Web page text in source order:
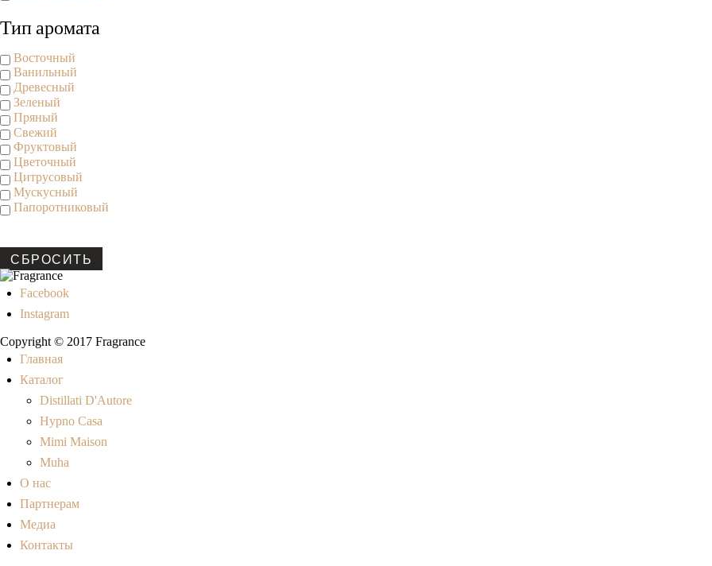
Тип аромата
Восточный
Ванильный
Древесный
Зеленый
Пряный
Свежий
Фруктовый
Цветочный
Цитрусовый
Мускусный
Папоротниковый
СБРОСИТЬ
Facebook
Instagram
Copyright © 2017 Fragrance
Главная
Каталог
Distillati D'Autore
Hypno Casa
Mimi Maison
Muha
О нас
Партнерам
Медиа
Контакты